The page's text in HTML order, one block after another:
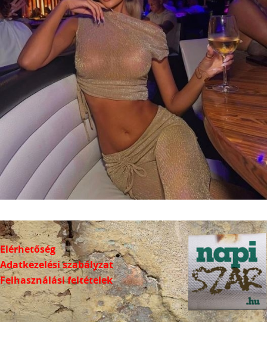
Elérhetőség
Adatkezelési szabályzat
Felhasználási feltételek